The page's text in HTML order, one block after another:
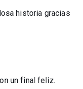
historia gracias
un final feliz.